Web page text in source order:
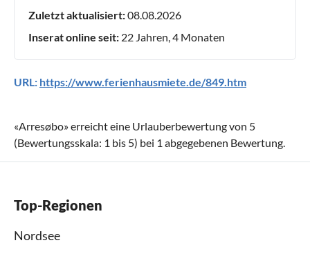
Zuletzt aktualisiert:08.08.2026
Inserat online seit: 22 Jahren, 4 Monaten
URL: https://www.ferienhausmiete.de/849.htm
«Arresøbo» erreicht eine Urlauberbewertung von 5
(Bewertungsskala: 1 bis 5) bei 1 abgegebenen Bewertung.
Top-Regionen
Nordsee